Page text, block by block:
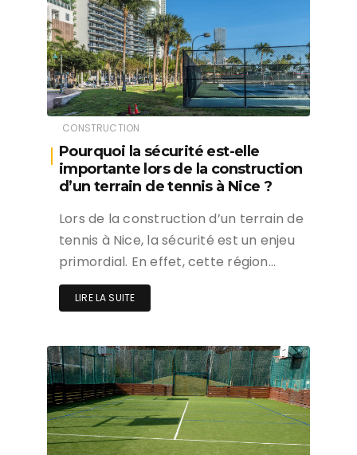
CONSTRUCTION
Pourquoi la sécurité est-elle
importante lors de la construction
d’un terrain de tennis à Nice ?
Lors de la construction d’un terrain de
tennis à Nice, la sécurité est un enjeu
primordial. En effet, cette région…
LIRE LA SUITE